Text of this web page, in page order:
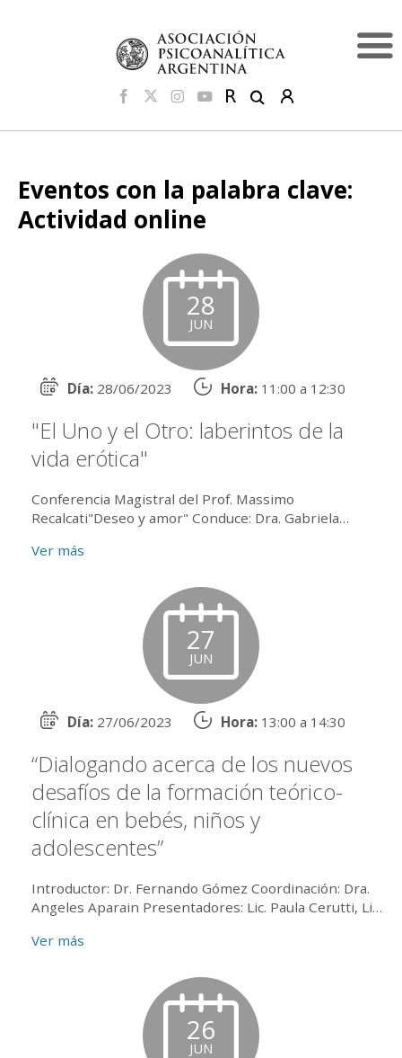
Eventos con la palabra clave:
Actividad online
28
JUN
Día: 28/06/2023 Hora: 11:00 a 12:30
"El Uno y el Otro: laberintos de la
vida erótica"
Conferencia Magistral del Prof. Massimo
Recalcati"Deseo y amor" Conduce: Dra. Gabriela
diálogo...
Ver más
27
JUN
Día: 27/06/2023 Hora: 13:00 a 14:30
“Dialogando acerca de los nuevos
desafíos de la formación teórico-
clínica en bebés, niños y
adolescentes”
Introductor: Dr. Fernando Gómez Coordinación: Dra.
Angeles Aparain Presentadores: Lic. Paula Cerutti, Lic.
Ver más
26
JUN